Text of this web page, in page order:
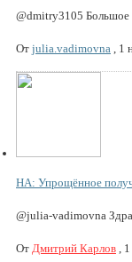
@dmitry3105 Большое
От julia.vadimovna , 1
НА: Упрощённое
@julia-vadimovna
От Дмитрий Карлов ,